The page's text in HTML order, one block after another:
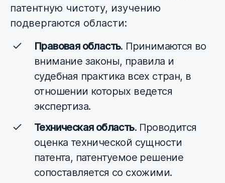
патентную чистоту, изучению
подвергаются области:
Правовая область. Принимаются во
внимание законы, правила и
судебная практика всех стран, в
отношении которых ведется
экспертиза.
Техническая область. Проводится
оценка технической сущности
патента, патентуемое решение
сопоставляется со схожими.